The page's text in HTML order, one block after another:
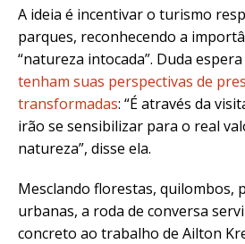
A ideia é incentivar o turismo
parques, reconhecendo a
“natureza intocada”. Duda
tenham suas perspectivas de
transformadas: “É através da
irão se sensibilizar para o real
natureza”, disse ela.
Mesclando florestas, quilombos,
urbanas, a roda de conversa
concreto ao trabalho de Ailton